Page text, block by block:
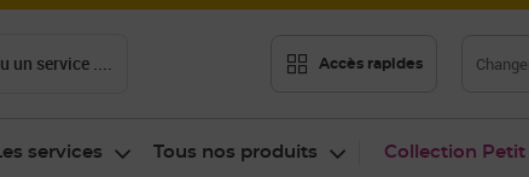
un service .... Accès rapides
services Tous nos produits Collection Petit